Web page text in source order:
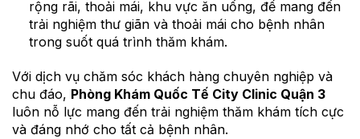
rộng rãi, thoải mái, khu vực ăn uống, để mang đến
trải nghiệm thư giãn và thoải mái cho bệnh nhân
trong suốt quá trình thăm khám.
Với dịch vụ chăm sóc khách hàng chuyên nghiệp và
chu đáo, Phòng Khám Quốc Tế City Clinic Quận 3
luôn nỗ lực mang đến trải nghiệm thăm khám tích cực
và đáng nhớ cho tất cả bệnh nhân.